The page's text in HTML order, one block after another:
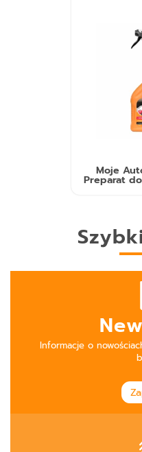
Moje
Preparat
Informacje o